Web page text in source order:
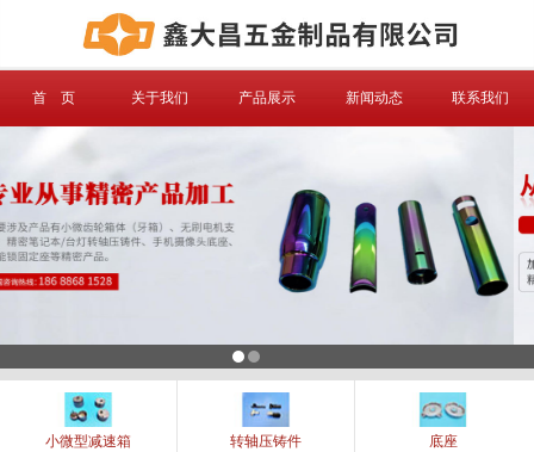
首 页 关于我们 产品展示 新闻动态 联系我们
小微型减速箱 转轴压铸件 底座
信息搜索